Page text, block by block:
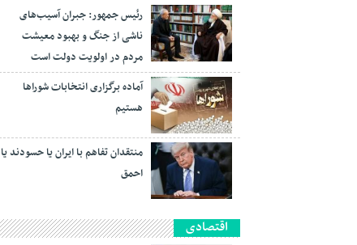
رئیس جمهور: جبران آسیب‌های
ناشی از جنگ و بهبود معیشت
مردم در اولویت دولت است
آماده برگزاری انتخابات شورا‌ها
هستیم
منتقدان تفاهم با ایران یا حسودند یا
احمق
اقتصادی